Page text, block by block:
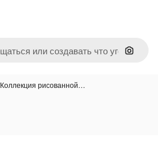
Поиск
Коллекция рисованной…